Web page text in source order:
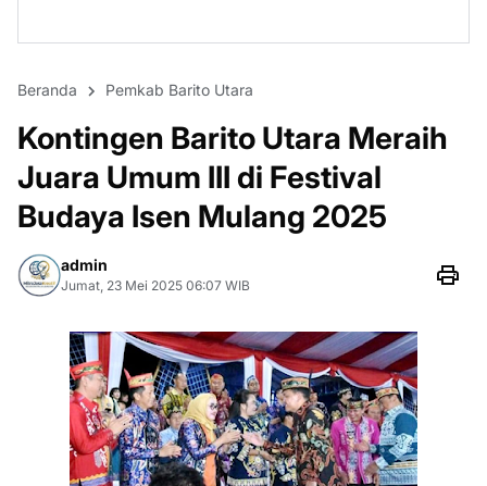
Beranda Pemkab Barito Utara
Kontingen Barito Utara Meraih
Juara Umum III di Festival
Budaya Isen Mulang 2025
admin
Jumat, 23 Mei 2025 06:07 WIB